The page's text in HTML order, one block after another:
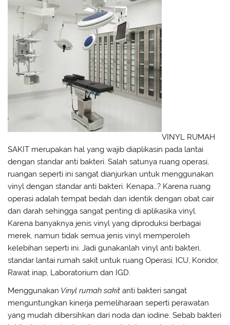
VINYL RUMAH
SAKIT merupakan hal yang wajib diaplikasin pada lantai
dengan standar anti bakteri. Salah satunya ruang operasi,
ruangan seperti ini sangat dianjurkan untuk menggunakan
vinyl dengan standar anti bakteri. Kenapa…? Karena ruang
operasi adalah tempat bedah dan identik dengan obat cair
dan darah sehingga sangat penting di aplikasika vinyl.
Karena banyaknya jenis vinyl yang diproduksi berbagai
merek, namun tidak semua jenis vinyl memperoleh
kelebihan seperti ini. Jadi gunakanlah vinyl anti bakteri,
standar lantai rumah sakit untuk ruang Operasi, ICU, Koridor,
Rawat inap, Laboratorium dan IGD.
Menggunakan Vinyl rumah sakit anti bakteri sangat
menguntungkan kinerja pemeliharaan seperti perawatan
yang mudah dibersihkan dari noda dan iodine. Sebab bakteri